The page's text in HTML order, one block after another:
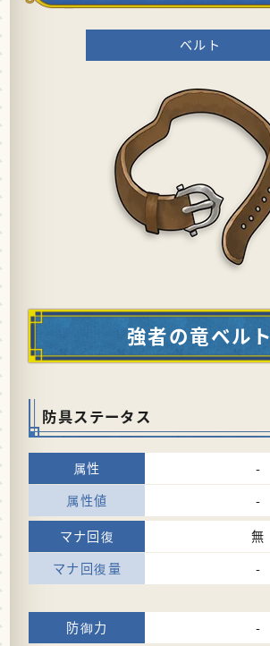
ベルト
強者の竜ベルト
防具ステータス
-
-
無
-
-